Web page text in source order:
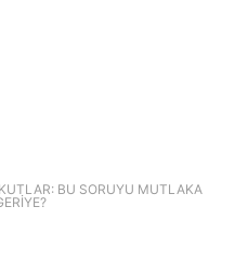
BU SORUYU MUTLAKA